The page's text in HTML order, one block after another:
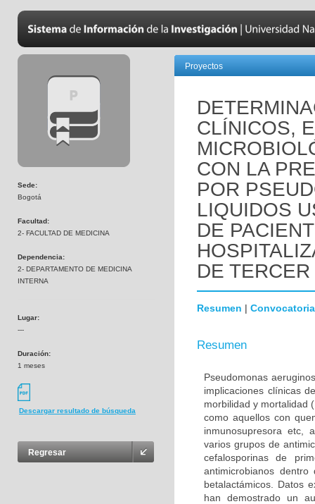
Sede:
Bogotá
Facultad:
2- FACULTAD DE MEDICINA
Dependencia:
2- DEPARTAMENTO DE MEDICINA
INTERNA
Lugar:
---
Duración:
1 meses
Descargar resultado de búsqueda
Regresar
Proyectos
CLÍNICOS,
CON LA
POR
LIQUIDOS
DE
DE
Resumen | Convocatoria
Resumen
Pseudomonas
implicaciones clínicas
morbilidad y mortalidad
como aquellos con
inmunosupresora etc,
varios grupos de
cefalosporinas de
antimicrobianos
betalactámicos. Datos
han demostrado un